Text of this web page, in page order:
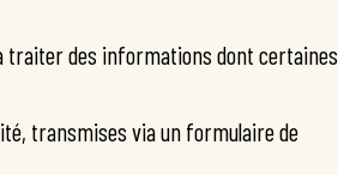
traiter des informations dont certaines
transmises via un formulaire de